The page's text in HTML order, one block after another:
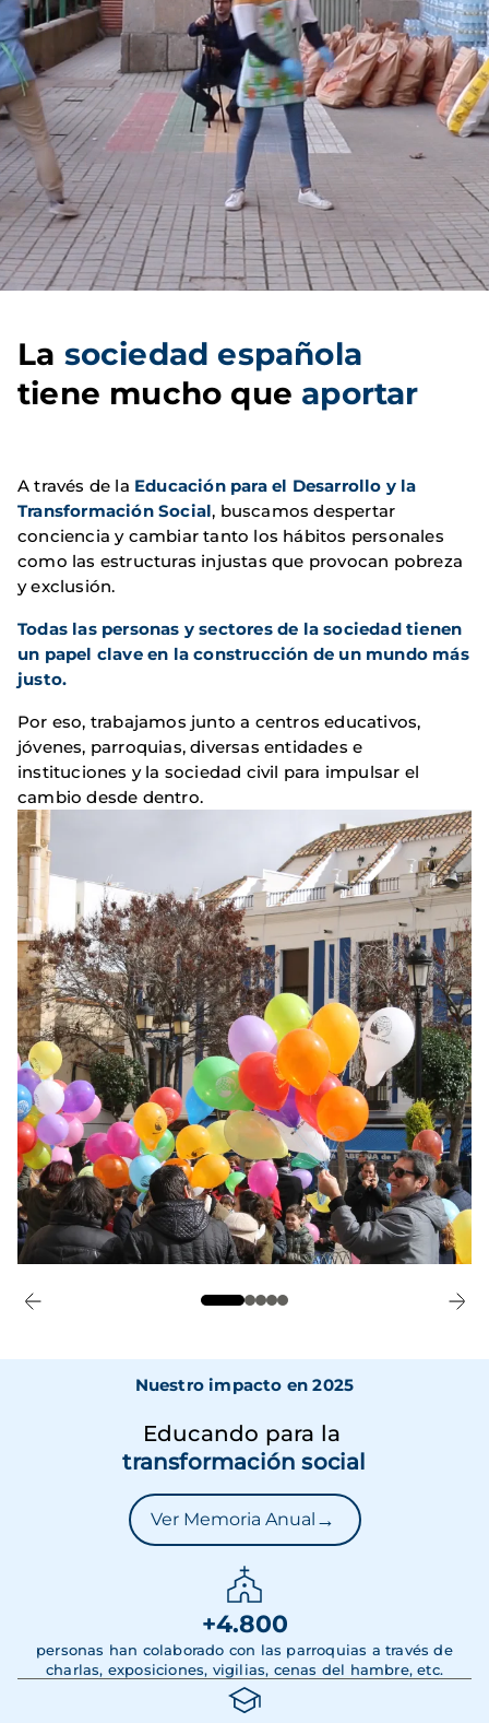
La sociedad española
tiene mucho que aportar
A través de la Educación para el Desarrollo y la
Transformación Social, buscamos despertar
conciencia y cambiar tanto los hábitos personales
como las estructuras injustas que provocan pobreza
y exclusión.
Todas las personas y sectores de la sociedad tienen
un papel clave en la construcción de un mundo más
justo.
Por eso, trabajamos junto a centros educativos,
jóvenes, parroquias, diversas entidades e
instituciones y la sociedad civil para impulsar el
cambio desde dentro.
Nuestro impacto en 2025
Educando para la
transformación social
Ver Memoria Anual →
+4.800
personas han colaborado con las parroquias a través de
charlas, exposiciones, vigilias, cenas del hambre, etc.